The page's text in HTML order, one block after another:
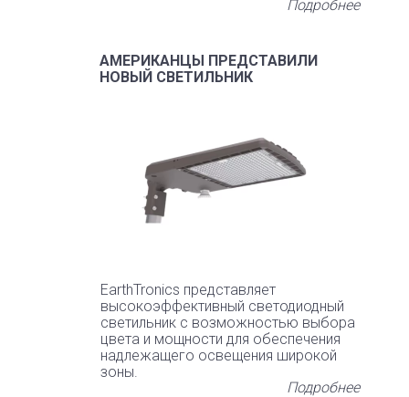
Подробнее
АМЕРИКАНЦЫ ПРЕДСТАВИЛИ
НОВЫЙ СВЕТИЛЬНИК
EarthTronics представляет
высокоэффективный светодиодный
светильник с возможностью выбора
цвета и мощности для обеспечения
надлежащего освещения широкой
зоны.
Подробнее